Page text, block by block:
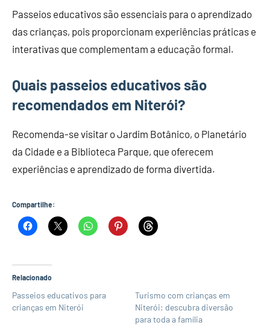
Passeios educativos são essenciais para o aprendizado
das crianças, pois proporcionam experiências práticas e
interativas que complementam a educação formal.
Quais passeios educativos são
recomendados em Niterói?
Recomenda-se visitar o Jardim Botânico, o Planetário
da Cidade e a Biblioteca Parque, que oferecem
experiências e aprendizado de forma divertida.
Compartilhe:
Relacionado
Passeios educativos para
crianças em Niterói
Turismo com crianças em
Niterói: descubra diversão
para toda a família